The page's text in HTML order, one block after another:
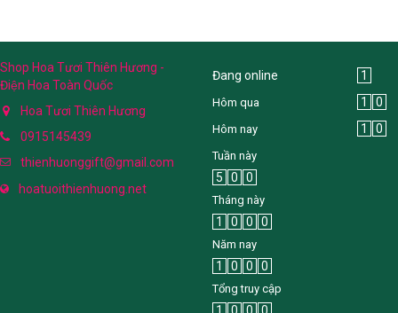
Shop Hoa Tươi Thiên Hương -
Điện Hoa Toàn Quốc
Hoa Tươi Thiên Hương
0915145439
thienhuonggift@gmail.com
hoatuoithienhuong.net
Đang online 1
Hôm qua 1 0
Hôm nay 1 0
Tuần này
5 0 0
Tháng này
1 0 0 0
Năm nay
1 0 0 0
Tổng truy cập
1 0 0 0